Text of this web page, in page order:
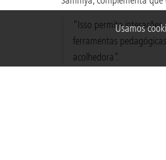
Usamos
“Isso permite
ferramentas
acolhedora”.